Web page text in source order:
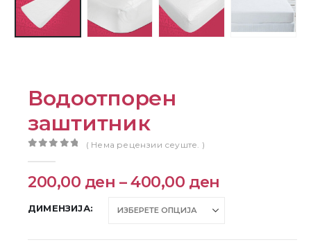
Водоотпорен
заштитник
( Нема рецензии сеуште. )
200,00 ден –400,00 ден
ДИМЕНЗИЈА